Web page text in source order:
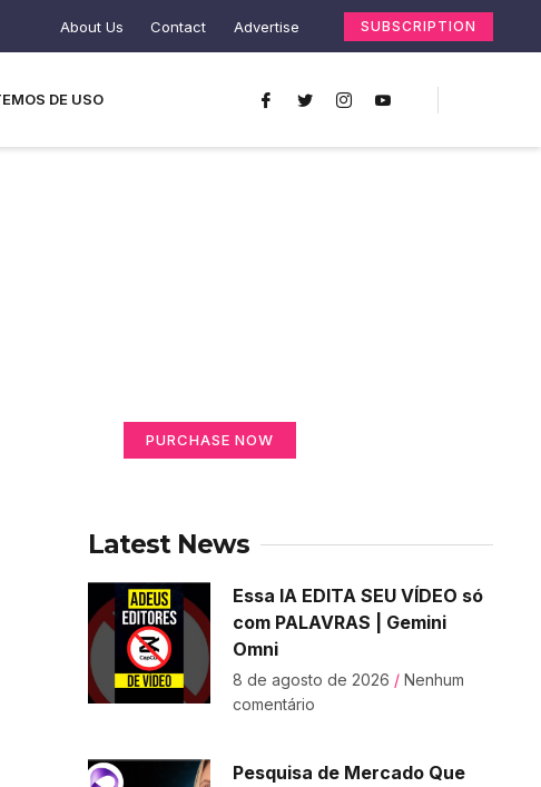
About Us Contact Advertise SUBSCRIPTION
DE USO
PURCHASE NOW
Latest News
Essa IA EDITA SEU VÍDEO só
com PALAVRAS | Gemini
Omni
8 de agosto de 2026 Nenhum
comentário
Pesquisa de Mercado Que